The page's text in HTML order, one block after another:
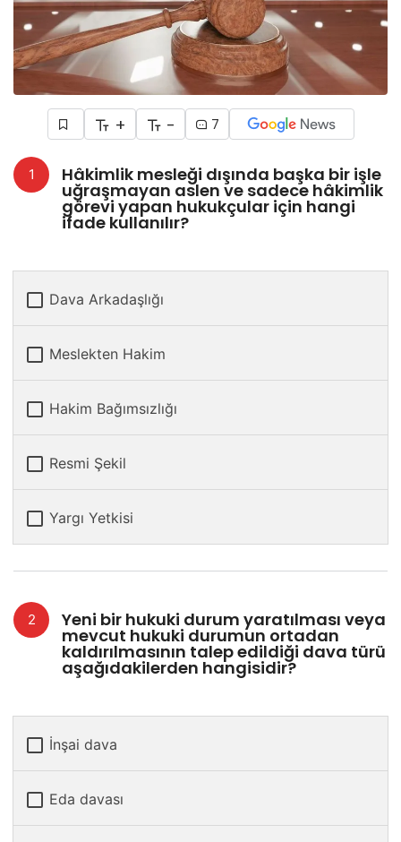
+ - 7
Hâkimlik mesleği dışında başka bir işle
uğraşmayan aslen ve sadece hâkimlik
görevi yapan hukukçular için hangi
ifade kullanılır?
Dava Arkadaşlığı
Meslekten Hakim
Hakim Bağımsızlığı
Resmi Şekil
Yargı Yetkisi
Yeni bir hukuki durum yaratılması veya
mevcut hukuki durumun ortadan
kaldırılmasının talep edildiği dava türü
aşağıdakilerden hangisidir?
İnşai dava
Eda davası